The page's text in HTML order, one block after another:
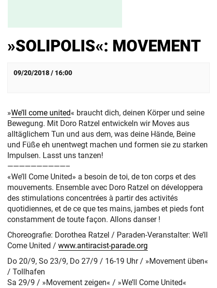
»SOLIPOLIS«: MOVEMENT
09/20/2018 / 16:00
»We’ll come united« braucht dich, deinen Körper und seine
Bewegung. Mit Doro Ratzel entwickeln wir Moves aus
alltäglichem Tun und aus dem, was deine Hände, Beine
und Füße eh unentwegt machen und formen sie zu starken
Impulsen. Lasst uns tanzen!
——————————–
«We’ll Come United» a besoin de toi, de ton corps et des
mouvements. Ensemble avec Doro Ratzel on développera
des stimulations concentrées à partir des activités
quotidiennes, et de ce que tes mains, jambes et pieds font
constamment de toute façon. Allons danser !
Choreografie: Dorothea Ratzel / Paraden-Veranstalter: We’ll
Come United / www.antiracist-parade.org
Do 20/9, So 23/9, Do 27/9 / 16-19 Uhr / »Movement üben«
/ Tollhafen
Sa 29/9 / »Movement zeigen« / »We’ll Come United«